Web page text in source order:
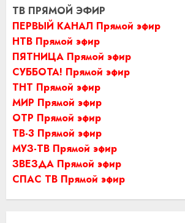
ТВ ПРЯМОЙ ЭФИР
ПЕРВЫЙ КАНАЛ Прямой эфир
НТВ Прямой эфир
ПЯТНИЦА Прямой эфир
СУББОТА! Прямой эфир
ТНТ Прямой эфир
МИР Прямой эфир
ОТР Прямой эфир
ТВ-3 Прямой эфир
МУЗ-ТВ Прямой эфир
ЗВЕЗДА Прямой эфир
СПАС ТВ Прямой эфир